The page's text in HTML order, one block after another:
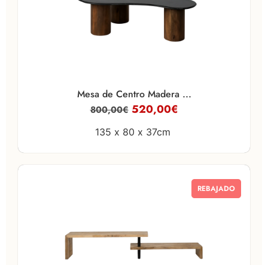
Mesa de Centro Madera ...
800,00€ 520,00€
135 x 80 x 37cm
REBAJADO